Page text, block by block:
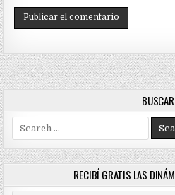
BUSCAR
Search
for:
RECIBÍ GRATIS LAS